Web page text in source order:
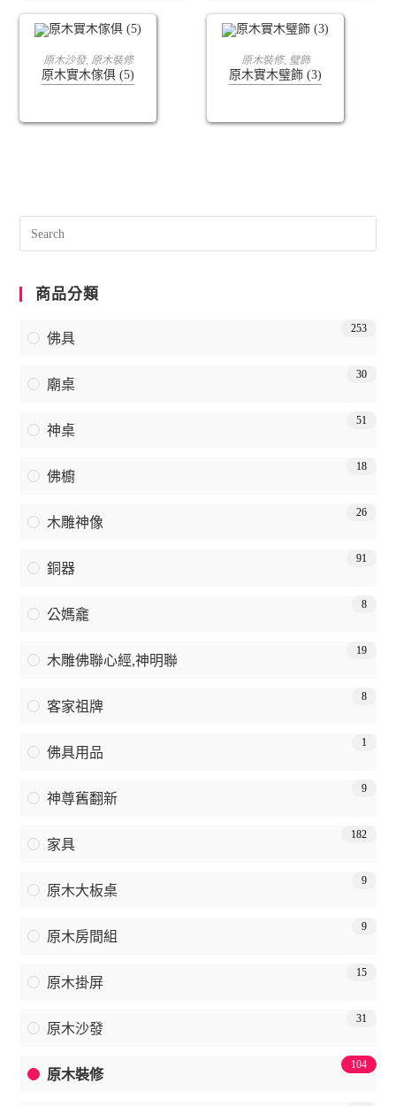
查看內容
原木沙發, 原木裝修
原木實木傢俱 (5)
查看內容
原木裝修, 璧飾
原木實木璧飾 (3)
商品分類
佛具
253
廟桌
30
神桌
51
佛櫥
18
木雕神像
26
銅器
91
公媽龕
8
木雕佛聯心經,神明聯
19
客家祖牌
8
佛具用品
1
神尊舊翻新
9
家具
182
原木大板桌
9
原木房間組
9
原木掛屏
15
原木沙發
31
原木裝修
104